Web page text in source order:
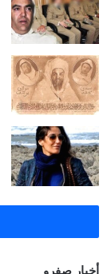
أخبار صفرو